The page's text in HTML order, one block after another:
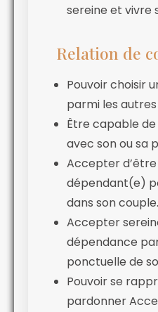
sereine et vivre
Relation de
Pouvoir choisir
parmi les
Être capable de
avec son ou sa
Accepter
dépendant(e)
dans son couple.
Accepter
dépendance
ponctuelle de
Pouvoir se
pardonner